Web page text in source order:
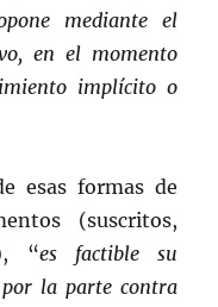
mediante el
en el momento
implícito o
esas formas de
(suscritos,
“es factible su
la parte contra